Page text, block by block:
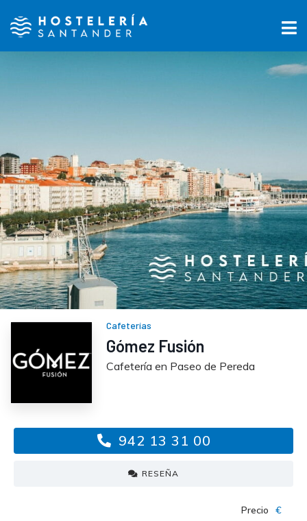
Cafeterías
Gómez Fusión
Cafetería en Paseo de Pereda
942 13 31 00
RESEÑA
Precio €